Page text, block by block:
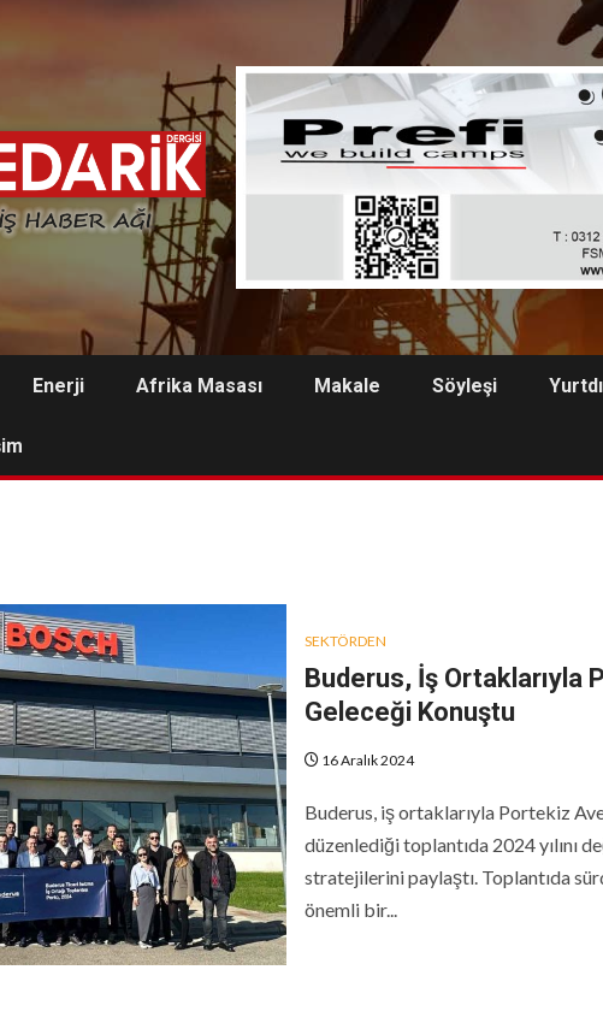
Enerji Afrika Masası Makale Söyleşi
SEKTÖRDEN
Buderus, İş Ortaklarıyla
Geleceği Konuştu
16 Aralık 2024
Buderus, iş ortaklarıyla Portekiz
düzenlediği toplantıda 2024 yılını
stratejilerini paylaştı. Toplantıda
önemli bir...